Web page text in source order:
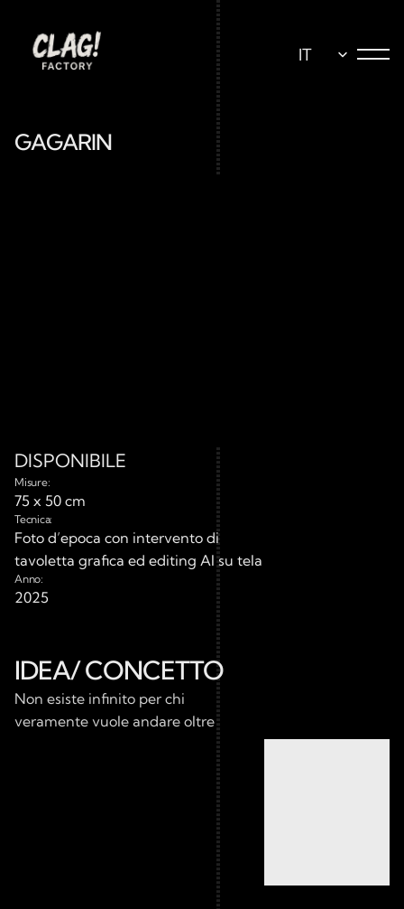
IT
GAGARIN
DISPONIBILE
Misure:
75 x 50 cm
Tecnica:
Foto d’epoca con intervento di
tavoletta grafica ed editing AI su tela
Anno:
2025
IDEA/ CONCETTO
Non esiste infinito per chi
veramente vuole andare oltre